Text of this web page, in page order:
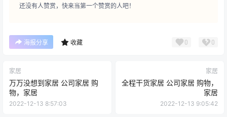
还没有人赞赏，快来当第一个赞赏的人吧！
海报分享 收藏 0 0
家居
万万没想到家居 公司家居 购
物，家居
2022-12-13 8:57:03
家居
全程干货家居 公司家居 购物，
家居
2022-12-13 9:05:42